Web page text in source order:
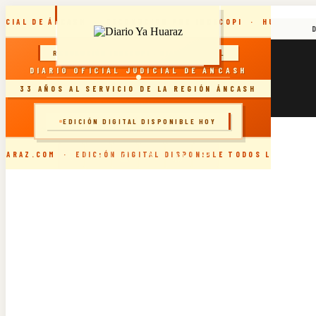
DE ÁNCASH · RECONOCIDO POR INDECOPI · HUARAZ,
· EDICIÓN DIGITAL DISPONIBLE TODOS LOS DÍAS
RESOLUCIÓN INDECOPI · DIARIO OFICIAL
DIARIO OFICIAL JUDICIAL DE ÁNCASH
33 AÑOS AL SERVICIO DE LA REGIÓN ÁNCASH
🗞️ INGRESAR AL SITIO
EDICIÓN DIGITAL DISPONIBLE HOY
to
content
sábado, agosto 8, 2026
DIARIO YA VIRTUAL 07.08.2026
DIARIO YA VIRTUAL 06.08.2026
DIARIO YA VIRTUAL 05.08.2026
DIARIO YA VIRTUAL 04.08.2026